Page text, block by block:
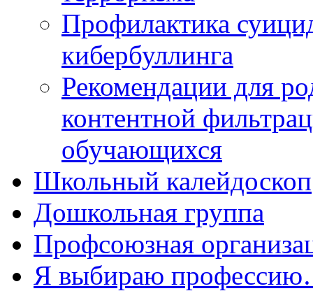
Профилактика
кибербуллинга
Рекомендации для
контентной
обучающихся
Школьный калейдоскоп
Дошкольная группа
Профсоюзная
Я выбираю